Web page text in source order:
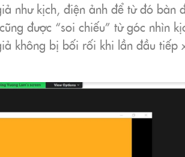
như kịch, điện ảnh để từ đó bàn
được “soi chiếu” từ góc nhìn
không bị bối rối khi lần đầu tiếp